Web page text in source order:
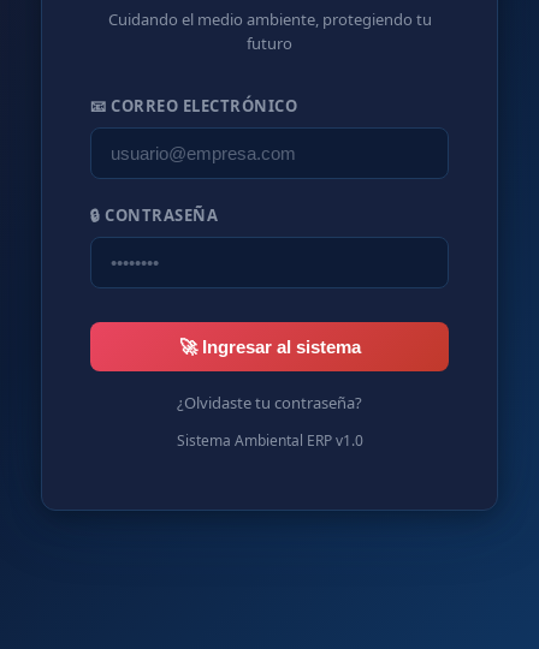
Cuidando el medio ambiente, protegiendo tu
futuro
📧 CORREO ELECTRÓNICO
🔒 CONTRASEÑA
🚀 Ingresar al sistema
¿Olvidaste tu contraseña?
Sistema Ambiental ERP v1.0